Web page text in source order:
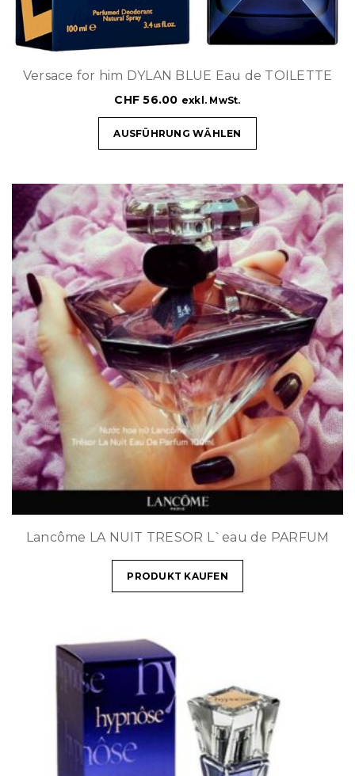
Versace for him DYLAN BLUE Eau de TOILETTE
CHF 56.00 exkl. MwSt.
AUSFÜHRUNG WÄHLEN
Lancôme LA NUIT TRESOR L`eau de PARFUM
PRODUKT KAUFEN